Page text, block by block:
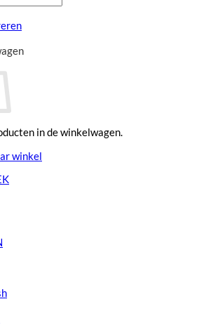
in de winkelwagen.
winkel